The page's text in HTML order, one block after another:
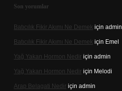
Son yorumlar
Batıcılık Fikir Akımı Ne Demek için admin
Batıcılık Fikir Akımı Ne Demek için Emel
Yağ Yakan Hormon Nedir için admin
Yağ Yakan Hormon Nedir için Melodi
Arap Belagati Nedir için admin